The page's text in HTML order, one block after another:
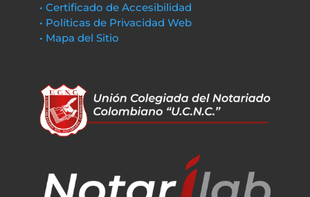
• Certificado de Accesibilidad
• Políticas de Privacidad Web
• Mapa del Sitio